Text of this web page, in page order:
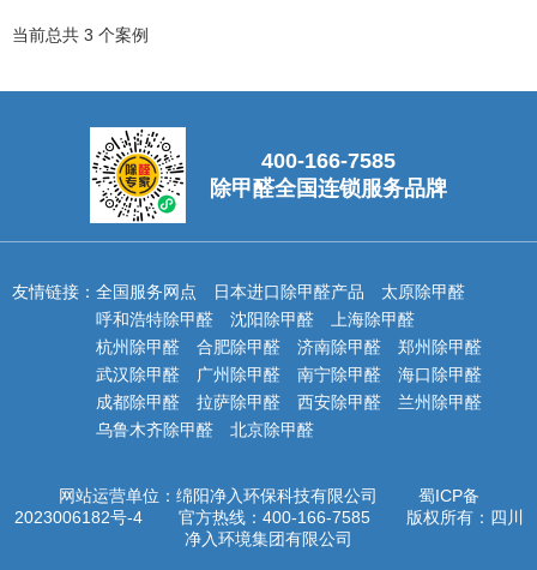
当前总共 3 个案例
400-166-7585
除甲醛全国连锁服务品牌
友情链接： 全国服务网点 日本进口除甲醛产品
太原除甲醛
呼和浩特除甲醛
沈阳除甲醛
上海除甲醛
杭州除甲醛
合肥除甲醛 济南除甲醛
郑州除甲醛
武汉除甲醛
广州除甲醛 南宁除甲醛
海口除甲醛
成都除甲醛
拉萨除甲醛 西安除甲醛
兰州除甲醛
乌鲁木齐除甲醛
北京除甲醛
网站运营单位：绵阳净入环保科技有限公司
蜀ICP备
2023006182号-4
官方热线： 400-166-7585 版权所有： 四川
净入环境集团有限公司